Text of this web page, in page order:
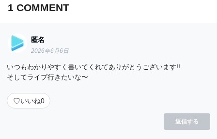
1 COMMENT
匿名
2026年6月6日
いつもわかりやすく書いてくれてありがとうございます!!
そしてライブ行きたいな〜
♡いいね0
返信する